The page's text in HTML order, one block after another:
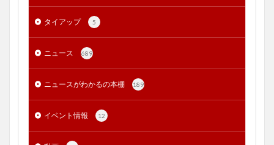
タイアップ 5
ニュース 689
ニュースがわかるの本棚 189
イベント情報 12